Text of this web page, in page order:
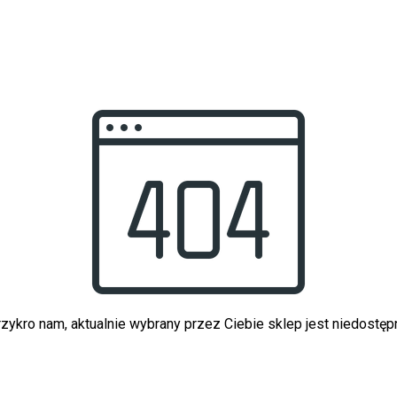
nam, aktualnie wybrany przez Ciebie sklep jest